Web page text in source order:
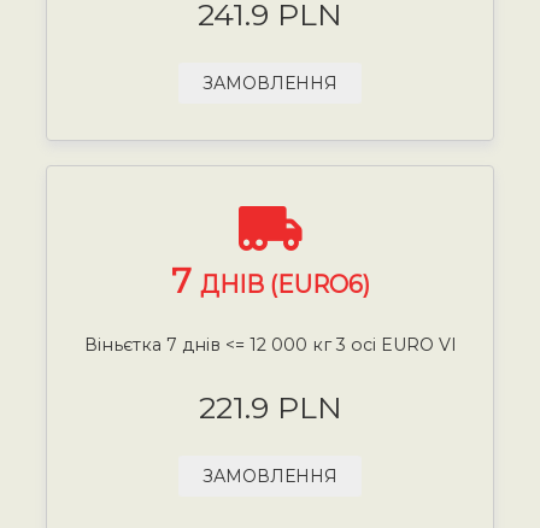
241.9 PLN
ЗАМОВЛЕННЯ
7 ДНІВ (EURO6)
Віньєтка 7 днів <= 12 000 кг 3 осі EURO VI
221.9 PLN
ЗАМОВЛЕННЯ